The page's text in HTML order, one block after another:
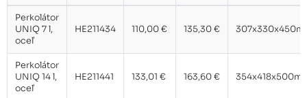
Perkolátor
UNIQ 7 l,
oceľ
HE211434 110,00 € 135,30 €
Perkolátor
UNIQ 14 l,
oceľ
HE211441 133,01 € 163,60 €